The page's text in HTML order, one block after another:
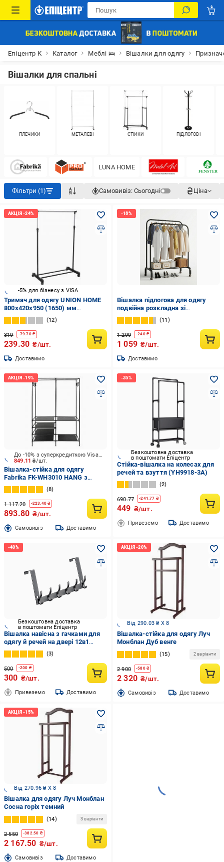
Епіцентр К Каталог Меблі 🛌 Вішалки для одягу
Вішалки для спальні
ПЛЕЧИКИ МЕТАЛЕВІ СТІЙКИ ПІДЛОГОВІ
LUNA HOME
Фільтри (1) Самовивіз: Сьогодні Ціна
-5% для бізнесу з VISA
Тримач для одягу UNION HOME
800x420x950 (1650) мм
одинарний пересувний на
колесах чорний
12
319 -79.70₴
239.30 ₴/шт.
Доставимо
Вішалка підлогова для одягу
подвійна розкладна зі
стопорами та полицями для
взуття 150х110х57 см Чорний
(463947650197)
11
1 299 -240₴
1 059 ₴/шт.
Доставимо
849.11₴/шт.
До -10% з суперкредиткою Visa Вигода
Вішалка-стійка для одягу
Fabrika FK-WH3010 HANG з
полицями 108x36x170 см чорний
8
1 117.20 -223.40 ₴
893.80 ₴/шт.
Cамовивіз Доставимо
Безкоштовна доставка
в поштомати Епіцентр
Стійка-вішалка на колесах для
речей та взуття (YH9918-3A)
2
690.77 -241.77 ₴
449 ₴/шт.
Привеземо Доставимо
Безкоштовна доставка
в поштомати Епіцентр
Вішалка навісна з гачками для
одягу й речей на двері 12в1
Сірий (VGDVRI-BLK-1333)
3
500 -200 ₴
300 ₴/шт.
Привеземо Доставимо
Від 290.03 ₴ X 8
Вішалка-стійка для одягу Луч
Монблан Дуб венге
15 2 варіанти
2 900 -580₴
2 320 ₴/шт.
Cамовивіз Доставимо
Від 270.96 ₴ X 8
Вішалка для одягу Луч Монблан
Сосна горіх темний
14 3 варіанти
2 550 -382.50 ₴
2 167.50 ₴/шт.
Cамовивіз Доставимо